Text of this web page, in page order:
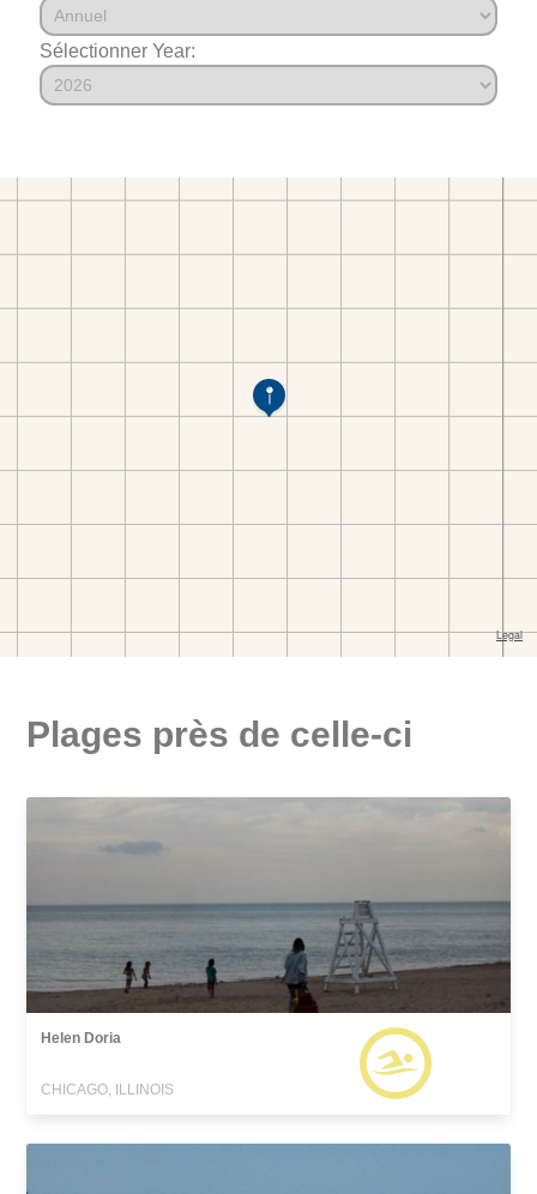
Sélectionner Year:
Plages près de celle-ci
Helen Doria
CHICAGO, ILLINOIS